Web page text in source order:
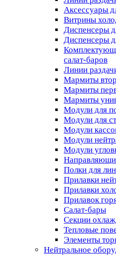
Аксессуары
Витрины
Диспенсеры
Диспенсеры
салат-баров
Линии
Мармиты
Мармиты
Мармиты
Модули для
Модули для
Модули
Модули
Модули
Полки для
Прилавки
Прилавки
Прилавок
Салат-бары
Секции
Тепловые
Элементы
Нейтральное